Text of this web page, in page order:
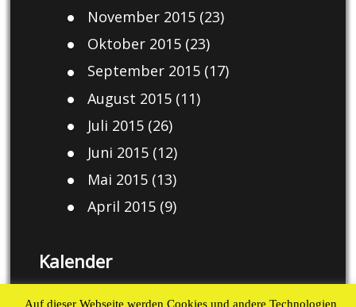
November 2015(23)
Oktober 2015(23)
September 2015(17)
August 2015(11)
Juli 2015(26)
Juni 2015(12)
Mai 2015(13)
April 2015(9)
Kalender
Auf dieser Webseite werden Cookies und andere Technologien